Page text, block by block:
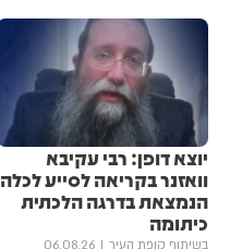
יוצא דופן: רבי עקיבא
וואזנר בקריאה לסייע לכלה
הנמצאת בדרגה הלכתית
כיתומה
בשיתוף קופת העיר 06.08.26